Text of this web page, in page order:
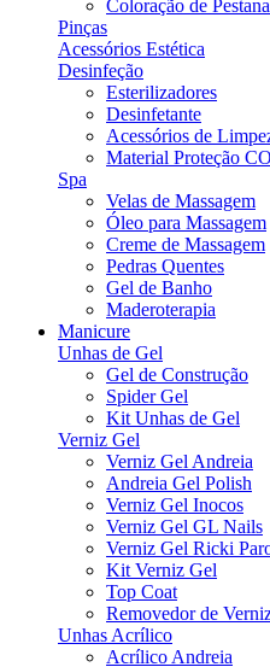
Coloração de
Pinças
Acessórios Estética
Desinfeção
Esterilizadores
Desinfetante
Acessórios de
Material Proteção
Spa
Velas de Massagem
Óleo para Massagem
Creme de Massagem
Pedras Quentes
Gel de Banho
Maderoterapia
Manicure
Unhas de Gel
Gel de Construção
Spider Gel
Kit Unhas de Gel
Verniz Gel
Verniz Gel Andreia
Andreia Gel Polish
Verniz Gel Inocos
Verniz Gel GL Nails
Verniz Gel Ricki
Kit Verniz Gel
Top Coat
Removedor de
Unhas Acrílico
Acrílico Andreia